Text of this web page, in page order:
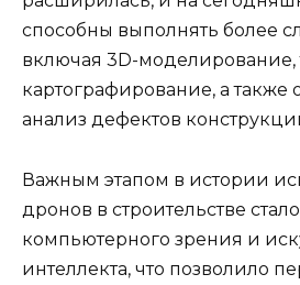
способны выполнять более
включая 3D-моделирование,
картографирование, а также
анализ дефектов
Важным этапом в истории
дронов в строительстве
компьютерного зрения и
интеллекта, что позволило